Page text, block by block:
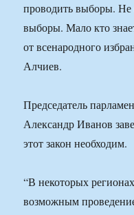
проводить выборы.
выборы. Мало кто
от всенародного
Алчиев.
Председатель
Александр Иванов
этот закон необходим.
“В некоторых
возможным